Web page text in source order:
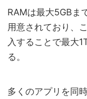
RAMは最大5GBま
用意されており、
入することで最大
る。
多くのアプリを同